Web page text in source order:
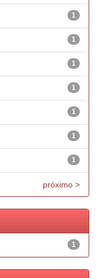
1
1
1
1
1
1
1
próximo >
1